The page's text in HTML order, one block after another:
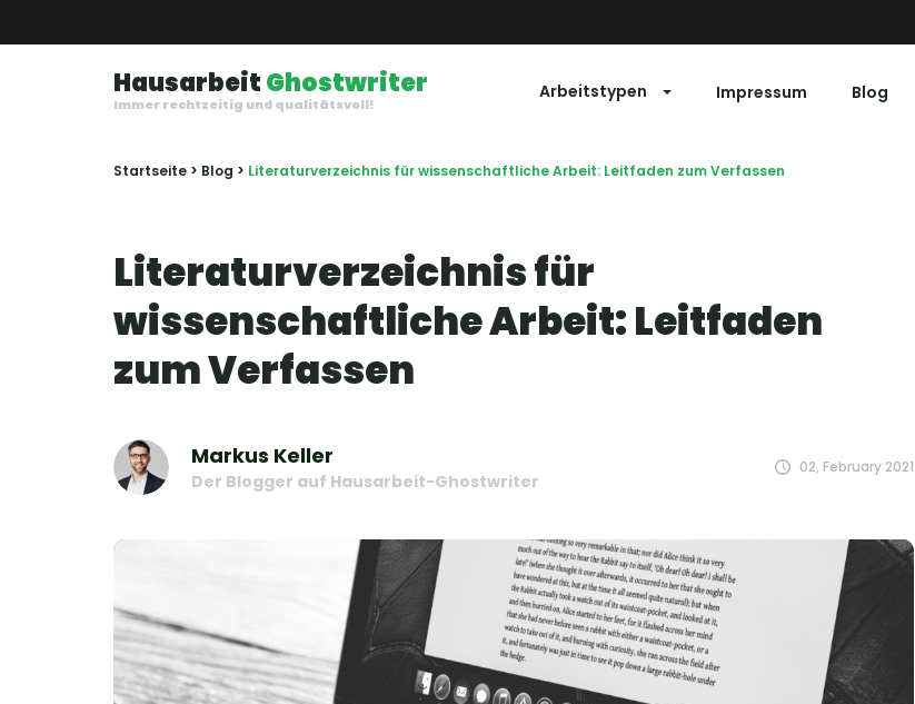
HausarbeitGhostwriter
Immer rechtzeitig und qualitätsvoll!
Arbeitstypen Impressum Blog
Startseite > Blog > Literaturverzeichnis für wissenschaftliche Arbeit: Leitfaden zum Verfassen
Literaturverzeichnis für
wissenschaftliche Arbeit: Leitfaden
zum Verfassen
Markus Keller
Der Blogger auf Hausarbeit-Ghostwriter
02, February 2021